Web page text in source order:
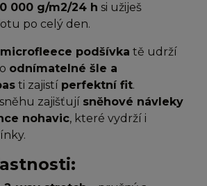
000 g/m2/24 h si užiješ
po celý den.
podšívka tě udrží
odnímatelné šle a
ti zajistí perfektní fit.
zajišťují sněhové návleky
nohavic, které vydrží i